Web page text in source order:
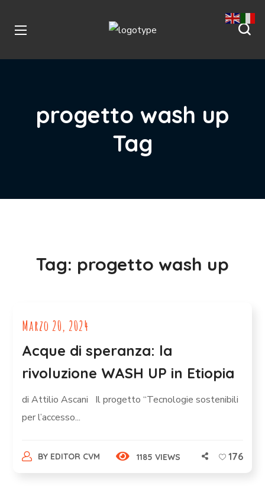
progetto wash up
Tag
Tag: progetto wash up
Marzo 20, 2024
Acque di speranza: la
rivoluzione WASH UP in Etiopia
di Attilio Ascani Il progetto “Tecnologie sostenibili
per l’accesso...
BY EDITOR CVM 1185 VIEWS 176